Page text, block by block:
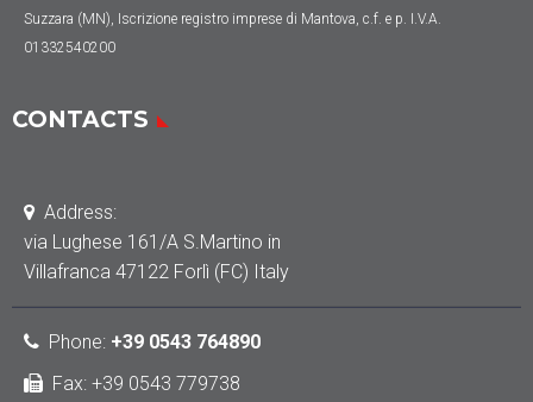
Suzzara (MN), Iscrizione registro imprese di Mantova, c.f. e p. I.V.A.
01332540200
CONTACTS
Address:
via Lughese 161/A S.Martino in
Villafranca 47122 Forlì (FC) Italy
Phone: +39 0543 764890
Fax: +39 0543 779738